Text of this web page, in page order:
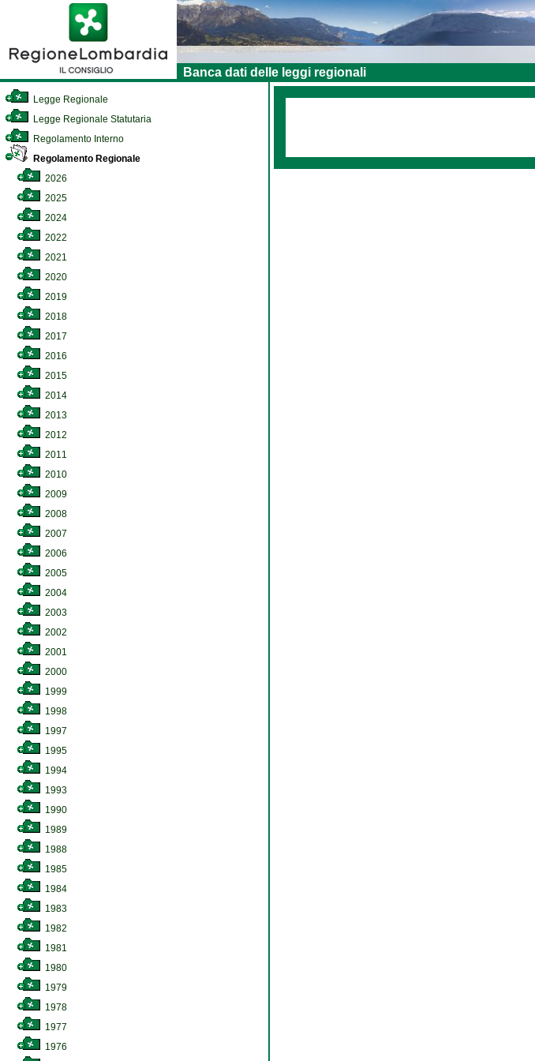
Banca dati delle leggi regionali
Legge Regionale
Legge Regionale Statutaria
Regolamento Interno
Regolamento Regionale
2026
2025
2024
2022
2021
2020
2019
2018
2017
2016
2015
2014
2013
2012
2011
2010
2009
2008
2007
2006
2005
2004
2003
2002
2001
2000
1999
1998
1997
1995
1994
1993
1990
1989
1988
1985
1984
1983
1982
1981
1980
1979
1978
1977
1976